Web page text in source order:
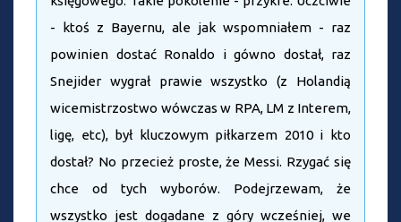
- ktoś z Bayernu, ale jak wspomniałem - raz
powinien dostać Ronaldo i gówno dostał, raz
Snejider wygrał prawie wszystko (z Holandią
wicemistrzostwo wówczas w RPA, LM z Interem,
ligę, etc), był kluczowym piłkarzem 2010 i kto
dostał? No przecież proste, że Messi. Rzygać się
chce od tych wyborów. Podejrzewam, że
wszystko jest dogadane z góry wcześniej, we